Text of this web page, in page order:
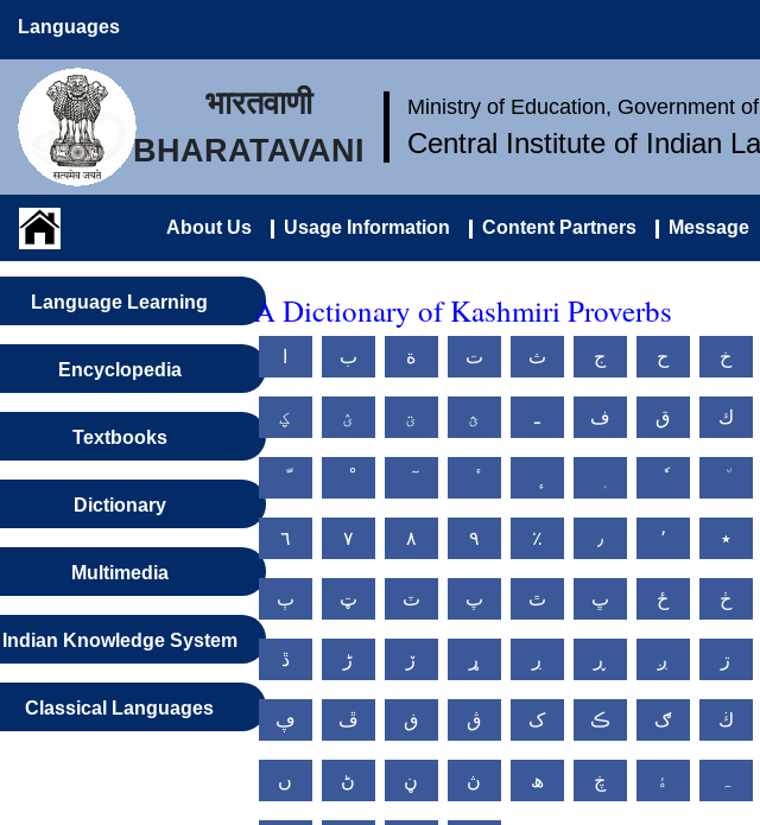
Languages
भारतवाणी
BHARATAVANI
Ministry of Education, Government
Central Institute of Indian
About Us Usage Information Content Partners Message
Language Learning
Encyclopedia
Textbooks
Dictionary
Multimedia
Indian Knowledge System
Classical Languages
A Dictionary of Kashmiri Proverbs
ب ة ت ث ج ح خ
ؼ ؽ ؾ ؿ ـ ف ق ك
٦ ٧ ٨ ٩ ٪ ٫ ٬ ٭
ٻ ټ ٽ پ ٿ ڀ ځ ڂ
ڐ ڑ ڒ ړ ڔ ڕ ږ ڗ
ڥ ڦ ڧ ڨ ک ڪ ګ ڬ
ں ڻ ڼ ڽ ھ ڿ ۀ